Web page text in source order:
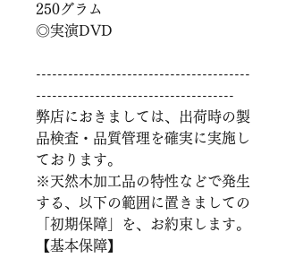
250グラム
◎実演DVD
----------------------------------------
-------------------------------------
弊店におきましては、出荷時の製
品検査・品質管理を確実に実施し
ております。
※天然木加工品の特性などで発生
する、以下の範囲に置きましての
「初期保障」を、お約束します。
【基本保障】